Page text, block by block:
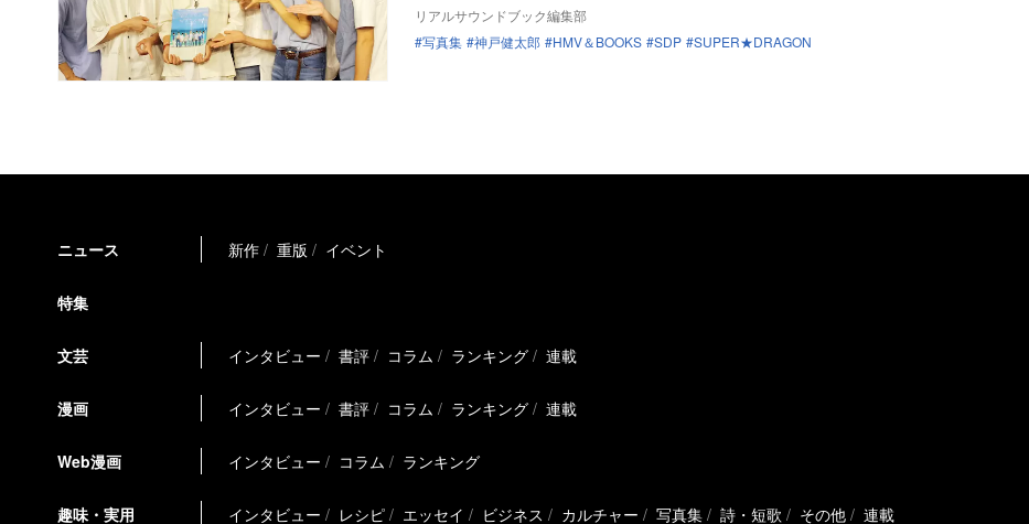
リアルサウンドブック編集部
写真集
神戸健太郎 HMV＆BOOKS SDP SUPER★DRAGON
ニュース 新作 重版 イベント
特集
文芸 インタビュー 書評 コラム ランキング 連載
漫画 インタビュー 書評 コラム ランキング 連載
Web漫画 インタビュー コラム ランキング
趣味・実用 インタビュー レシピ エッセイ ビジネス カルチャー 写真集 詩・短歌 その他 連載